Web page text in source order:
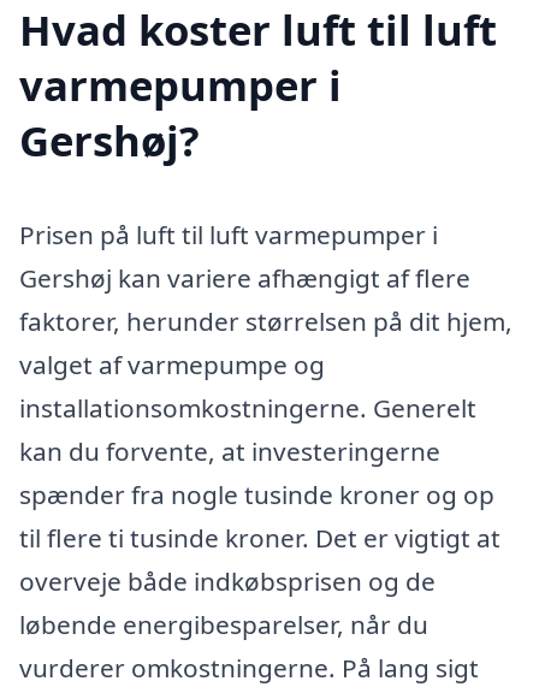
Hvad koster luft til luft
varmepumper i
Gershøj?
Prisen på luft til luft varmepumper i
Gershøj kan variere afhængigt af flere
faktorer, herunder størrelsen på dit hjem,
valget af varmepumpe og
installationsomkostningerne. Generelt
kan du forvente, at investeringerne
spænder fra nogle tusinde kroner og op
til flere ti tusinde kroner. Det er vigtigt at
overveje både indkøbsprisen og de
løbende energibesparelser, når du
vurderer omkostningerne. På lang sigt